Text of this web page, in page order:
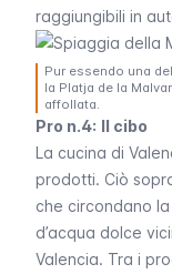
raggiungibili in
Pur essendo una
la Platja de la
affollata.
Pro n.4: Il cibo
La cucina di
prodotti. Ciò
che circondano
d’acqua dolce
Valencia. Tra i